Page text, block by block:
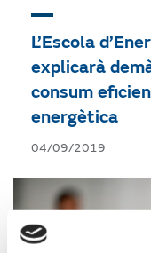
L’Escola
explicarà
consum
energètica
04/09/2019